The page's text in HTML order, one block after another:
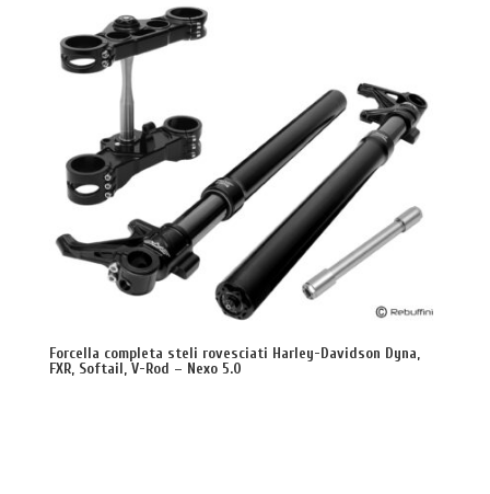
Forcella completa steli rovesciati Harley-Davidson Dyna,
FXR, Softail, V-Rod – Nexo 5.0